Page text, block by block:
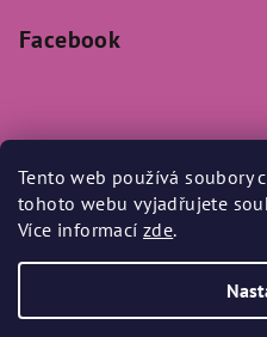
Tento web používá soubory
tohoto webu vyjadřujete
Více informacízde.
Facebook
Přijímáme online